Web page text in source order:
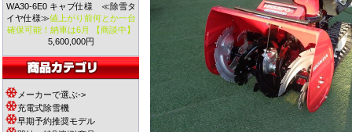
WA30-6E0 キャブ仕様 ≪除雪タ
イヤ仕様≫値上がり前何とか一台
確保可能！納車は6月 【商談中】
5,600,000円
メーカーで選ぶ->
充電式除雪機
早期予約推奨モデル